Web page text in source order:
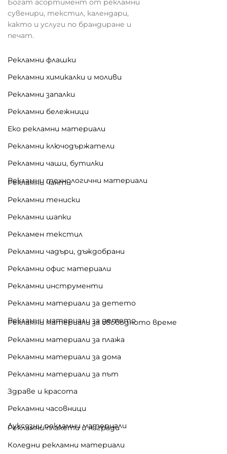
Богат асортимент от рекламни
сувенири, текстил, календари,
както и услуги по брандиране и
печат.
Рекламни флашки
Рекламни химикалки и моливи
Рекламни запалки
Рекламни бележници
Еко рекламни материали
Рекламни ключодържатели
Рекламни чаши, бутилки
Рекламни технологични материали
Рекламни чанти
Рекламни тениски
Рекламни шапки
Рекламен текстил
Рекламни чадъри, дъждобрани
Рекламни офис материали
Рекламни инструменти
Рекламни материали за детето
Рекламни материали за детето
Рекламни материали за свободното време
Рекламни материали за плажа
Рекламни материали за дома
Рекламни материали за път
Здраве и красота
Рекламни часовници
Луксозни рекламни материали
Рекламни плакети и награди
Коледни рекламни материали